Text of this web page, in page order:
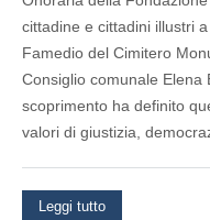
cittadine e cittadini illustri
Famedio del Cimitero
Consiglio comunale Elena
scoprimento ha definito
valori di giustizia,
Leggi tutto